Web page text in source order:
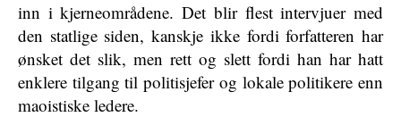
inn i kjerneområdene. Det blir flest intervjuer med
den statlige siden, kanskje ikke fordi forfatteren har
ønsket det slik, men rett og slett fordi han har hatt
enklere tilgang til politisjefer og lokale politikere enn
maoistiske ledere.